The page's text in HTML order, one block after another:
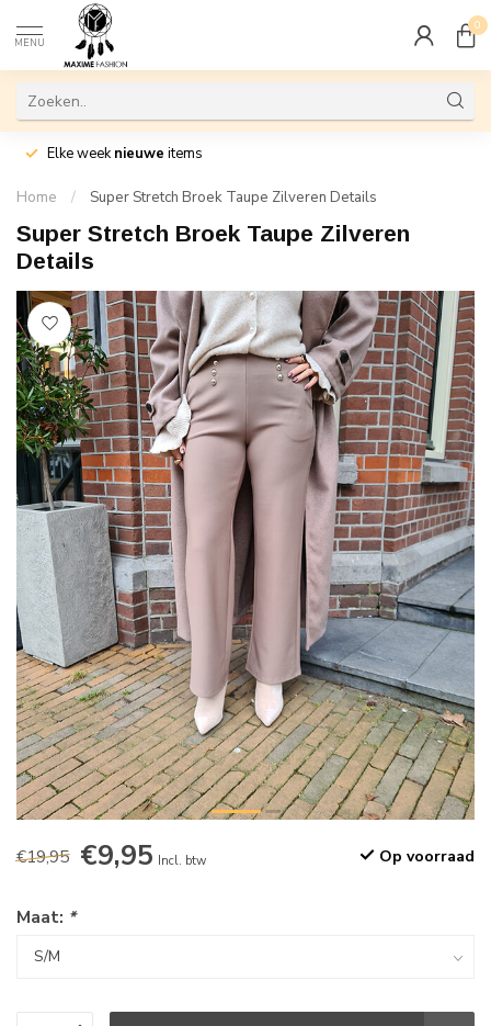
MENU
0
Elke weeknieuwe items
Home / Super Stretch Broek Taupe Zilveren Details
Super Stretch Broek Taupe Zilveren
Details
€19,95 €9,95 Incl. btw Op voorraad
Maat: *